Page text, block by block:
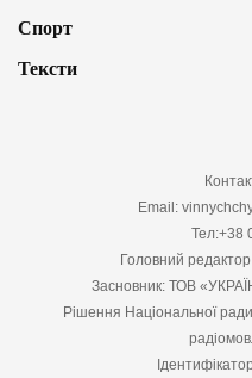
Спорт
Тексти
Email:
Тел:+38
Головний
Засновник: ТОВ
Рішення Національної